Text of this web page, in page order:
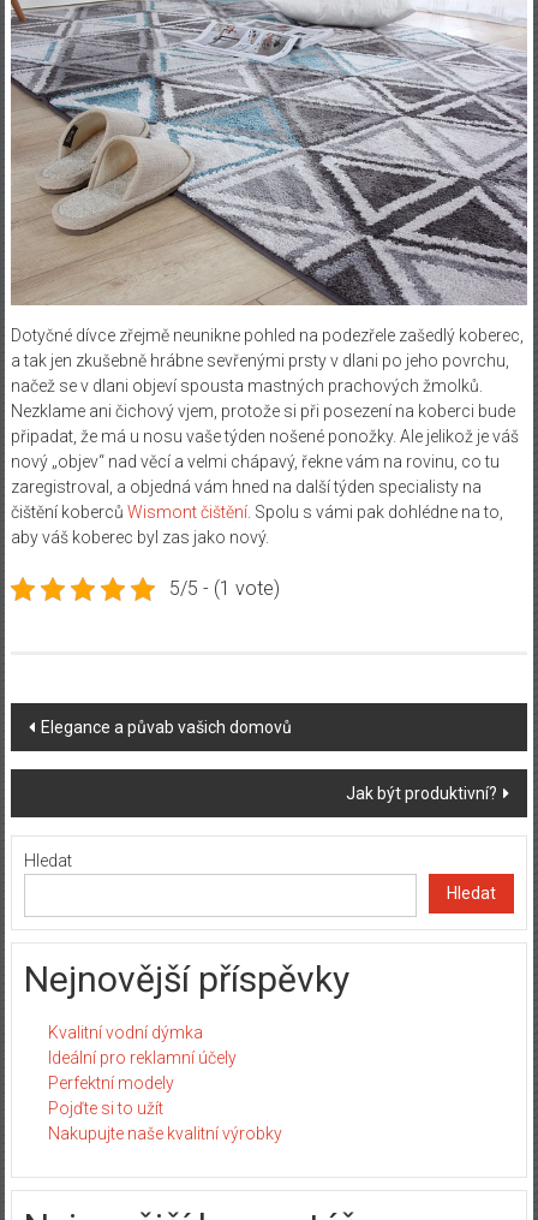
Dotyčné dívce zřejmě neunikne pohled na podezřele zašedlý koberec,
a tak jen zkušebně hrábne sevřenými prsty v dlani po jeho povrchu,
načež se v dlani objeví spousta mastných prachových žmolků.
Nezklame ani čichový vjem, protože si při posezení na koberci bude
připadat, že má u nosu vaše týden nošené ponožky. Ale jelikož je váš
nový „objev“ nad věcí a velmi chápavý, řekne vám na rovinu, co tu
zaregistroval, a objedná vám hned na další týden specialisty na
čištění koberců Wismont čištění. Spolu s vámi pak dohlédne na to,
aby váš koberec byl zas jako nový.
5/5 - (1 vote)
Post
navigation
Elegance a půvab vašich domovů
Jak být produktivní?
Hledat
Hledat
Nejnovější příspěvky
Kvalitní vodní dýmka
Ideální pro reklamní účely
Perfektní modely
Pojďte si to užít
Nakupujte naše kvalitní výrobky